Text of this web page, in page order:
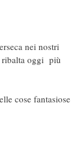
nei nostri
ribalta oggi più
cose fantasiose